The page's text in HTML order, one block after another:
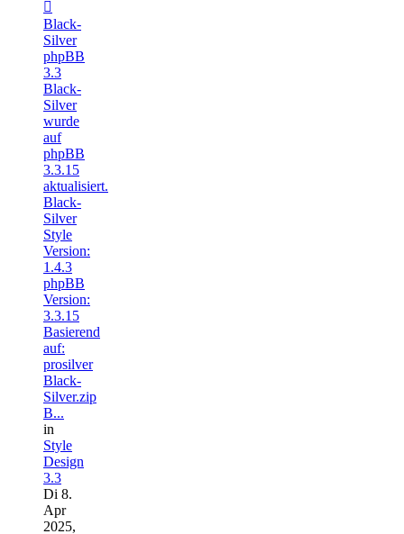
Black-
Silver
phpBB
3.3
Black-
Silver
wurde
auf
phpBB
3.3.15
aktualisiert.
Black-
Silver
Style
Version:
1.4.3
phpBB
Version:
3.3.15
Basierend
auf:
prosilver
Black-
Silver.zip
B...
in
Style
Design
3.3
Di 8.
Apr
2025,